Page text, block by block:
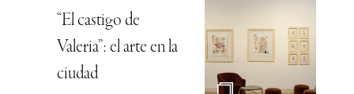
“El castigo de
Valeria”: el arte en la
ciudad